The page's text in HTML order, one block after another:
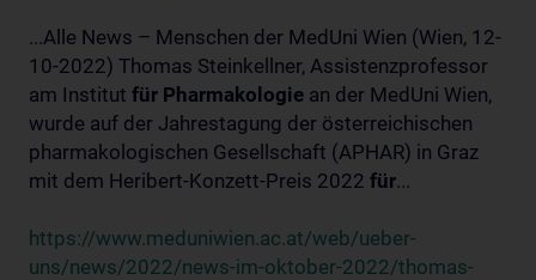
...Alle News – Menschen der MedUni Wien (Wien, 12-
10-2022) Thomas Steinkellner, Assistenzprofessor
am Institut für Pharmakologie an der MedUni Wien,
wurde auf der Jahrestagung der österreichischen
pharmakologischen Gesellschaft (APHAR) in Graz
mit dem Heribert-Konzett-Preis 2022 für...
https://www.meduniwien.ac.at/web/ueber-
uns/news/2022/news-im-oktober-2022/thomas-